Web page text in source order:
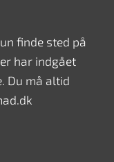
finde sted på
har indgået
Du må altid